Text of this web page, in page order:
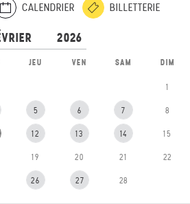
CALENDRIER BILLETTERIE
JEU VEN SAM DIM
1
5 6 7 8
12 13 14 15
19 20 21 22
26 27 28